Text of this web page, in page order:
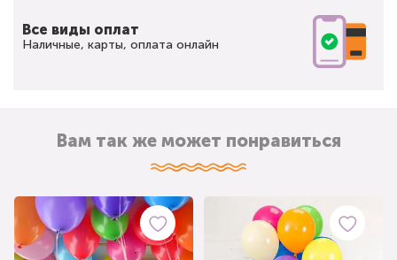
Все виды оплат
Наличные, карты, оплата онлайн
Вам так же может понравиться